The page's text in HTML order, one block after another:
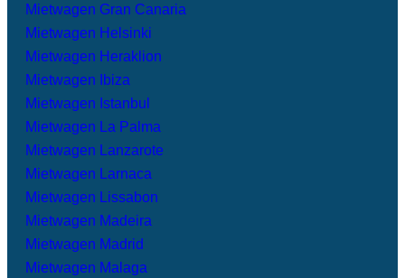
Mietwagen Gran Canaria
Mietwagen Helsinki
Mietwagen Heraklion
Mietwagen Ibiza
Mietwagen Istanbul
Mietwagen La Palma
Mietwagen Lanzarote
Mietwagen Larnaca
Mietwagen Lissabon
Mietwagen Madeira
Mietwagen Madrid
Mietwagen Malaga